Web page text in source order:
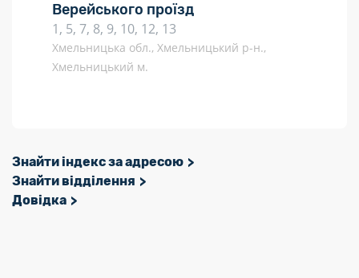
Верейського проїзд
1, 5, 7, 8, 9, 10, 12, 13
Хмельницька обл., Хмельницький р-н.,
Хмельницький м.
Знайти індекс за адресою
Знайти відділення
Довідка